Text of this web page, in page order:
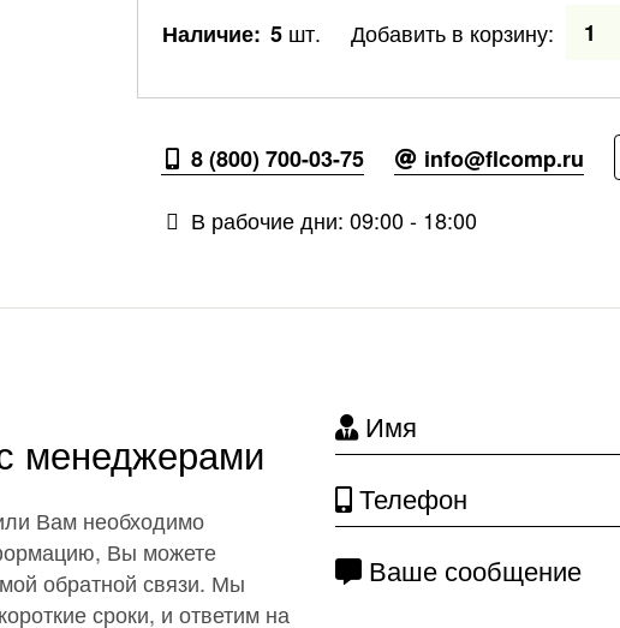
Наличие: 5шт. Добавить в корзину:
8 (800) 700-03-75 info@flcomp.ru
В рабочие дни: 09:00 - 18:00
менеджерами
Вам необходимо
Вы можете
обратной связи. Мы
сроки, и ответим на
Имя
Телефон
Ваше сообщение